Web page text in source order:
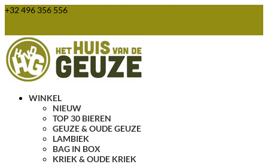
+32 496 356 556
WINKEL
NIEUW
TOP 30 BIEREN
GEUZE & OUDE GEUZE
LAMBIEK
BAG IN BOX
KRIEK & OUDE KRIEK